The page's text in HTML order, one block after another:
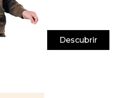
Descubrir